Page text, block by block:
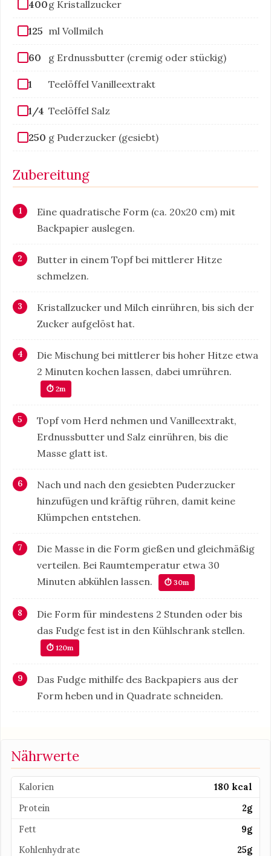
400g Kristallzucker
125 ml Vollmilch
60 g Erdnussbutter (cremig oder stückig)
1 Teelöffel Vanilleextrakt
1/4 Teelöffel Salz
250 g Puderzucker (gesiebt)
Zubereitung
Eine quadratische Form (ca. 20x20 cm) mit
Backpapier auslegen.
Butter in einem Topf bei mittlerer Hitze
schmelzen.
Kristallzucker und Milch einrühren, bis sich der
Zucker aufgelöst hat.
Die Mischung bei mittlerer bis hoher Hitze etwa
2 Minuten kochen lassen, dabei umrühren.
⏱ 2m
Topf vom Herd nehmen und Vanilleextrakt,
Erdnussbutter und Salz einrühren, bis die
Masse glatt ist.
Nach und nach den gesiebten Puderzucker
hinzufügen und kräftig rühren, damit keine
Klümpchen entstehen.
Die Masse in die Form gießen und gleichmäßig
verteilen. Bei Raumtemperatur etwa 30
Minuten abkühlen lassen.
⏱ 30m
Die Form für mindestens 2 Stunden oder bis
das Fudge fest ist in den Kühlschrank stellen.
⏱ 120m
Das Fudge mithilfe des Backpapiers aus der
Form heben und in Quadrate schneiden.
Nährwerte
Kalorien
180 kcal
Protein
2g
Fett
9g
Kohlenhydrate
25g